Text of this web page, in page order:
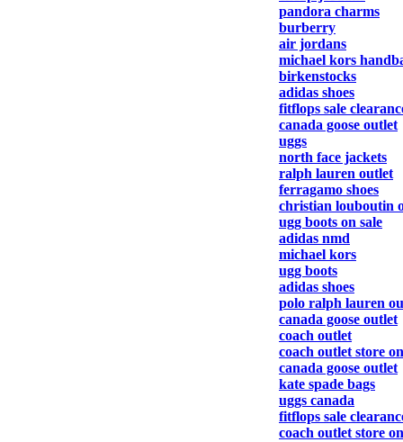
pandora charms
burberry
air jordans
michael kors
birkenstocks
adidas shoes
fitflops sale
canada goose outlet
uggs
north face jackets
ralph lauren outlet
ferragamo shoes
christian louboutin
ugg boots on sale
adidas nmd
michael kors
ugg boots
adidas shoes
polo ralph lauren
canada goose outlet
coach outlet
coach outlet store
canada goose outlet
kate spade bags
uggs canada
fitflops sale
coach outlet store